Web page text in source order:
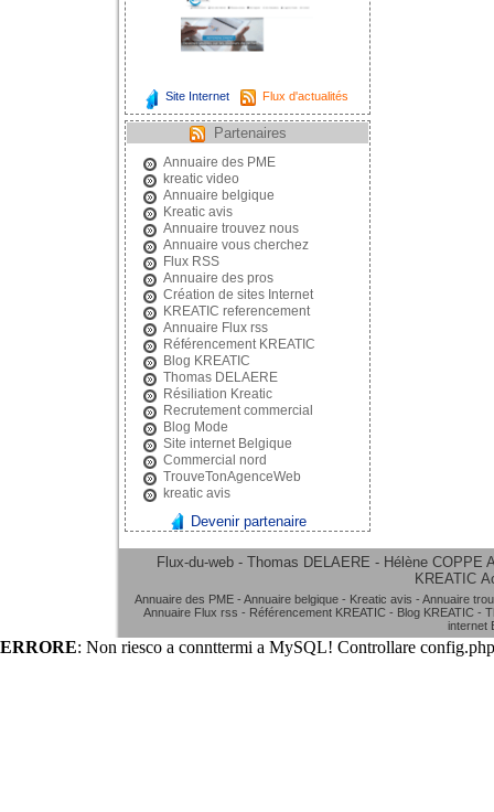
Site Internet Flux d'actualités
Partenaires
Annuaire des PME
kreatic video
Annuaire belgique
Kreatic avis
Annuaire trouvez nous
Annuaire vous cherchez
Flux RSS
Annuaire des pros
Création de sites Internet
KREATIC referencement
Annuaire Flux rss
Référencement KREATIC
Blog KREATIC
Thomas DELAERE
Résiliation Kreatic
Recrutement commercial
Blog Mode
Site internet Belgique
Commercial nord
TrouveTonAgenceWeb
kreatic avis
Devenir partenaire
Flux-du-web - Thomas DELAERE - Hélène COPPE
KREATIC
Annuaire des PME - Annuaire belgique - Kreatic avis - Annuaire
Annuaire Flux rss - Référencement KREATIC - Blog KREATIC -
internet
ERRORE: Non riesco a connttermi a MySQL! Controllare